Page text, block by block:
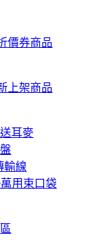
價券商品
上架商品
耳麥
輸線
用束口袋